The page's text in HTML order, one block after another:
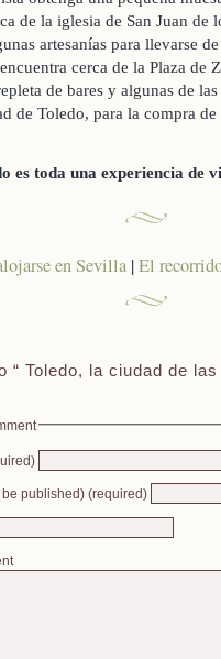
de la iglesia de San Juan de
artesanías para llevarse
cerca de la Plaza de
de bares y algunas de
de Toledo, para la compra
es toda una experiencia de
en Sevilla|El
“ Toledo, la ciudad de
be published) (required)